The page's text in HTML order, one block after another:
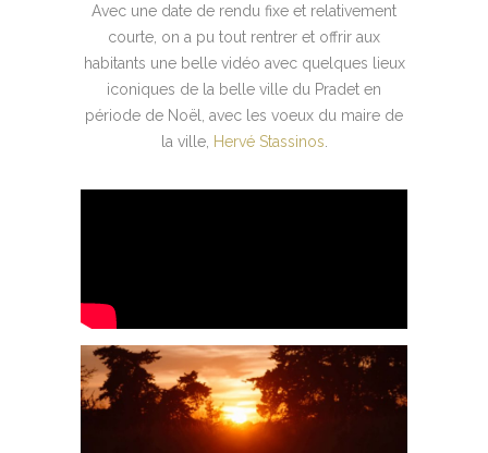
Avec une date de rendu fixe et relativement
courte, on a pu tout rentrer et offrir aux
habitants une belle vidéo avec quelques lieux
iconiques de la belle ville du Pradet en
période de Noël, avec les voeux du maire de
la ville, Hervé Stassinos